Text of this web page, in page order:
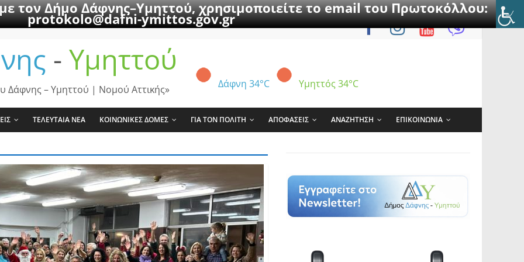
τον Δήμο Δάφνης–Υμηττού, χρησιμοποιείτε το email του Πρωτοκόλλου:
protokolo@dafni-ymittos.gov.gr
- Υμηττού
Δάφνη 34°C Υμηττός 34°C
Δάφνης – Υμηττού | Νομού Αττικής»
ΤΕΛΕΥΤΑΙΑ ΝΕΑ ΚΟΙΝΩΝΙΚΕΣ ΔΟΜΕΣ ΓΙΑ ΤΟΝ ΠΟΛΙΤΗ ΑΠΟΦΑΣΕΙΣ ΑΝΑΖΗΤΗΣΗ ΕΠΙΚΟΙΝΩΝΙΑ